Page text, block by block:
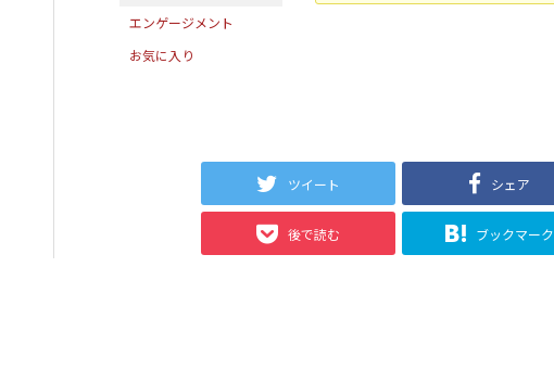
エンゲージメント
お気に入り
ツイート シェア
後で読む ブックマーク